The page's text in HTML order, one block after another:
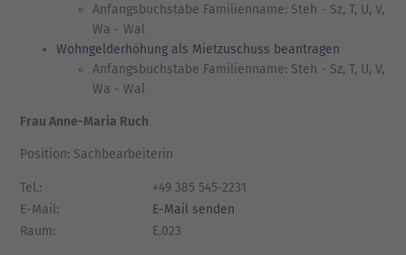
Anfangsbuchstabe Familienname: Steh - Sz, T, U, V,
Wa - Wal
Wohngelderhöhung als Mietzuschuss beantragen
Anfangsbuchstabe Familienname: Steh - Sz, T, U, V,
Wa - Wal
Frau Anne-Maria Ruch
Position: Sachbearbeiterin
Tel.:
+49 385 545-2231
E-Mail:
E-Mail senden
Raum:
E.023